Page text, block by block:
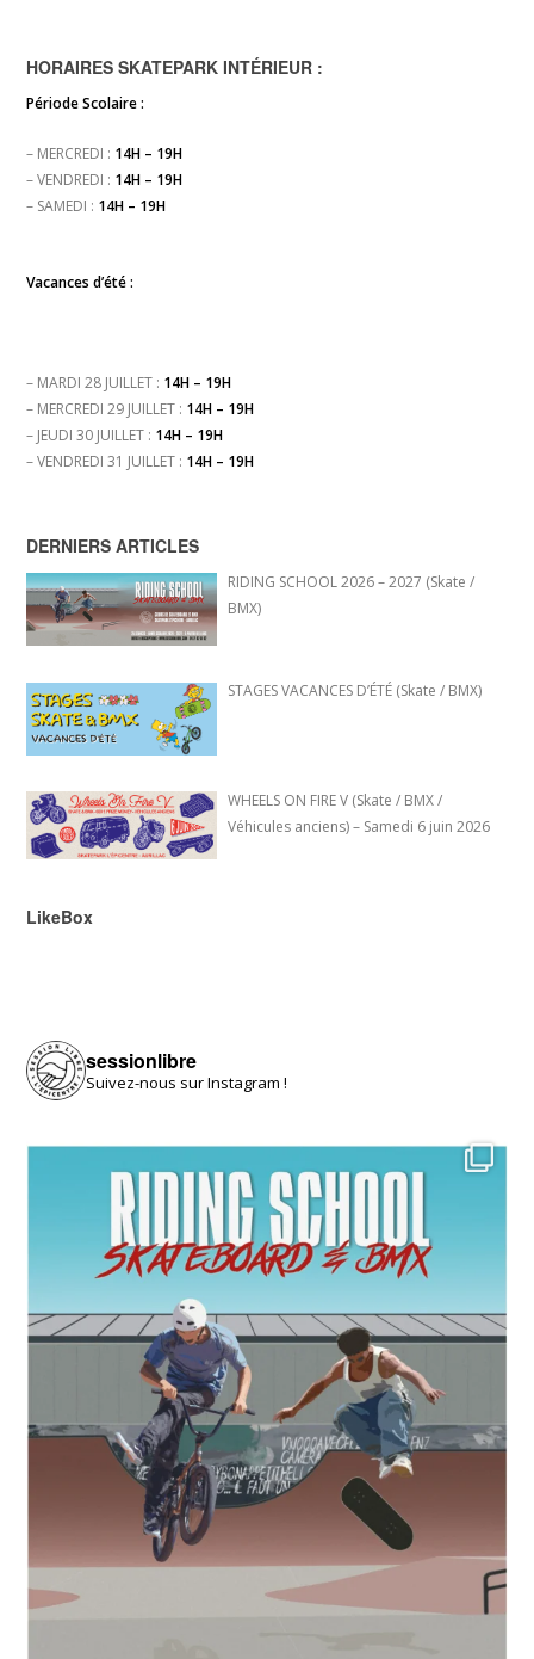
HORAIRES SKATEPARK INTÉRIEUR :
Période Scolaire :
– MERCREDI : 14H – 19H
– VENDREDI : 14H – 19H
– SAMEDI : 14H – 19H
Vacances d’été :
– MARDI 28 JUILLET : 14H – 19H
– MERCREDI 29 JUILLET : 14H – 19H
– JEUDI 30 JUILLET : 14H – 19H
– VENDREDI 31 JUILLET : 14H – 19H
DERNIERS ARTICLES
RIDING SCHOOL 2026 – 2027 (Skate /
BMX)
STAGES VACANCES D’ÉTÉ (Skate / BMX)
WHEELS ON FIRE V (Skate / BMX /
Véhicules anciens) – Samedi 6 juin 2026
LikeBox
sessionlibre
Suivez-nous sur Instagram !